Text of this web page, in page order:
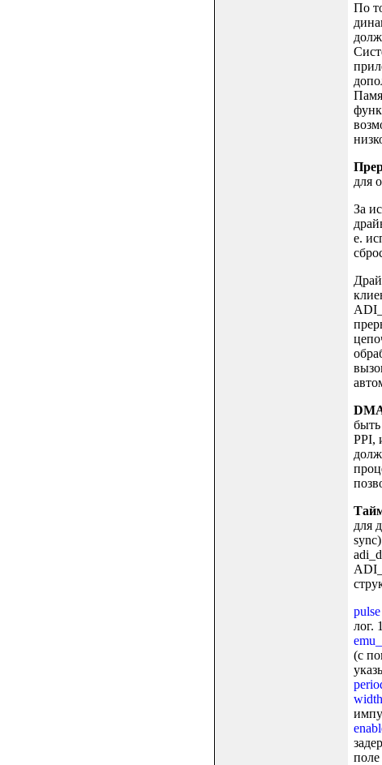
По
для
За
е.
быть
PPI,
для
pulse
лог.
(с
width